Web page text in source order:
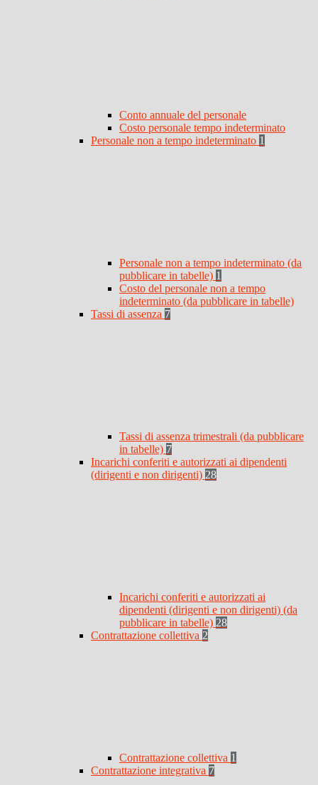
Conto annuale del personale
Costo personale tempo indeterminato
Personale non a tempo indeterminato 1
Personale non a tempo indeterminato (da
pubblicare in tabelle) 1
Costo del personale non a tempo
indeterminato (da pubblicare in tabelle)
Tassi di assenza 7
Tassi di assenza trimestrali (da pubblicare
in tabelle) 7
Incarichi conferiti e autorizzati ai dipendenti
(dirigenti e non dirigenti) 28
Incarichi conferiti e autorizzati ai
dipendenti (dirigenti e non dirigenti) (da
pubblicare in tabelle) 28
Contrattazione collettiva 2
Contrattazione collettiva 1
Contrattazione integrativa 7